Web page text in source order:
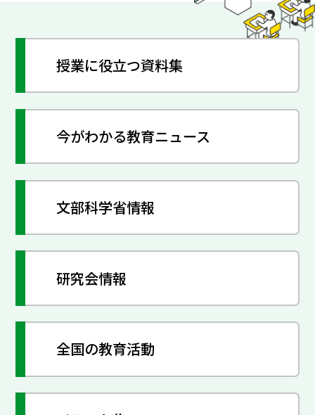
授業に役立つ資料集
今がわかる教育ニュース
文部科学省情報
研究会情報
全国の教育活動